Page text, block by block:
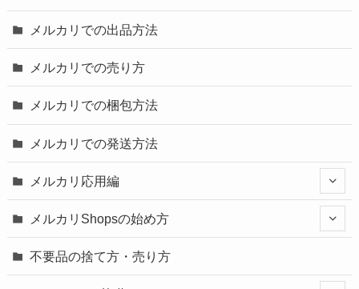
メルカリでの出品方法
メルカリでの売り方
メルカリでの梱包方法
メルカリでの発送方法
メルカリ応用編
メルカリShopsの始め方
不要品の捨て方・売り方